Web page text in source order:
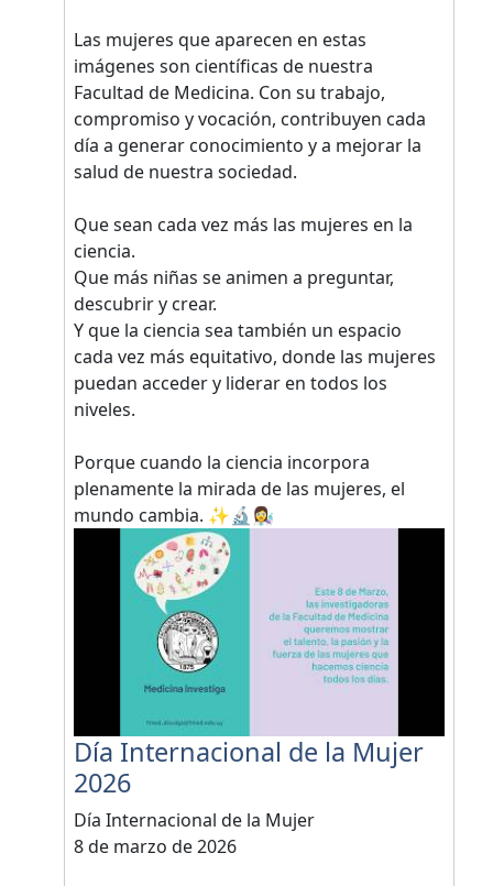
Las mujeres que aparecen en estas
imágenes son científicas de nuestra
Facultad de Medicina. Con su trabajo,
compromiso y vocación, contribuyen cada
día a generar conocimiento y a mejorar la
salud de nuestra sociedad.
Que sean cada vez más las mujeres en la
ciencia.
Que más niñas se animen a preguntar,
descubrir y crear.
Y que la ciencia sea también un espacio
cada vez más equitativo, donde las mujeres
puedan acceder y liderar en todos los
niveles.
Porque cuando la ciencia incorpora
plenamente la mirada de las mujeres, el
mundo cambia. ✨🔬👩‍🔬
Día Internacional de la Mujer
2026
Día Internacional de la Mujer
8 de marzo de 2026